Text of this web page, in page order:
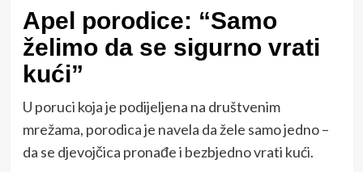
Apel porodice: “Samo
želimo da se sigurno vrati
kući”
U poruci koja je podijeljena na društvenim
mrežama, porodica je navela da žele samo jedno –
da se djevojčica pronađe i bezbjedno vrati kući.